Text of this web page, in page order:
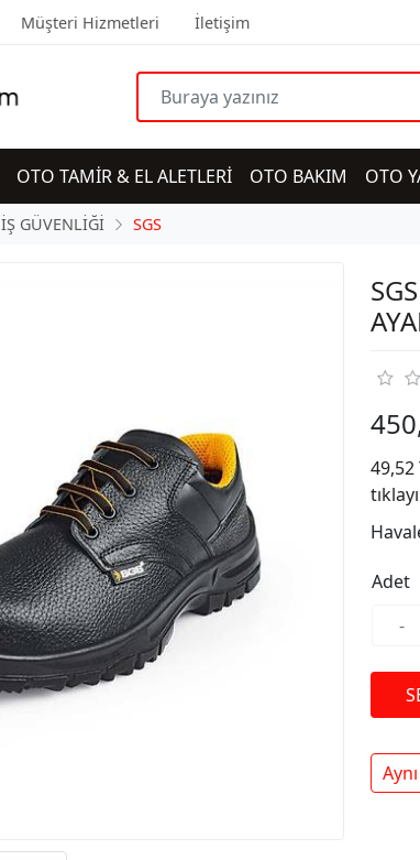
Müşteri Hizmetleri İletişim
OTO TAMİR & EL ALETLERİ OTO BAKIM OTO
İŞ GÜVENLİĞİ SGS
49,52
Adet
-